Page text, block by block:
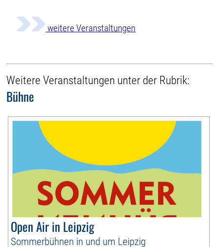
weitere Veranstaltungen
Weitere Veranstaltungen unter der Rubrik:
Bühne
Open Air in Leipzig
Sommerbühnen in und um Leipzig